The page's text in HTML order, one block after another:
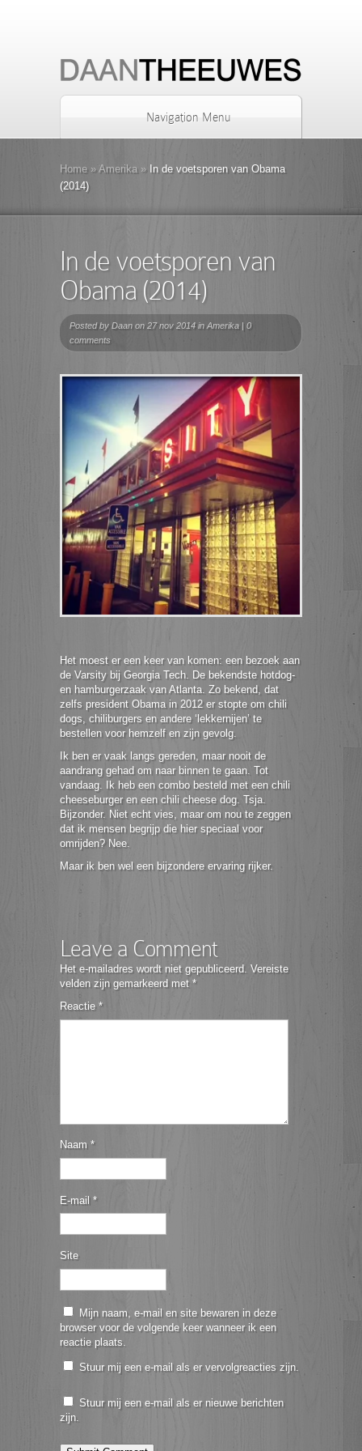
Navigation Menu
Home » Amerika »In de voetsporen van Obama
(2014)
In de voetsporen van
Obama (2014)
Posted by Daan on 27 nov 2014 in Amerika| 0
comments
Het moest er een keer van komen: een bezoek aan
de Varsity bij Georgia Tech. De bekendste hotdog-
en hamburgerzaak van Atlanta. Zo bekend, dat
zelfs president Obama in 2012 er stopte om chili
dogs, chiliburgers en andere ‘lekkernijen’ te
bestellen voor hemzelf en zijn gevolg.
Ik ben er vaak langs gereden, maar nooit de
aandrang gehad om naar binnen te gaan. Tot
vandaag. Ik heb een combo besteld met een chili
cheeseburger en een chili cheese dog. Tsja.
Bijzonder. Niet echt vies, maar om nou te zeggen
dat ik mensen begrijp die hier speciaal voor
omrijden? Nee.
Maar ik ben wel een bijzondere ervaring rijker.
Leave a Comment
Het e-mailadres wordt niet gepubliceerd. Vereiste
velden zijn gemarkeerd met *
Reactie *
Naam *
E-mail *
Site
Mijn naam, e-mail en site bewaren in deze
browser voor de volgende keer wanneer ik een
reactie plaats.
Stuur mij een e-mail als er vervolgreacties zijn.
Stuur mij een e-mail als er nieuwe berichten
zijn.